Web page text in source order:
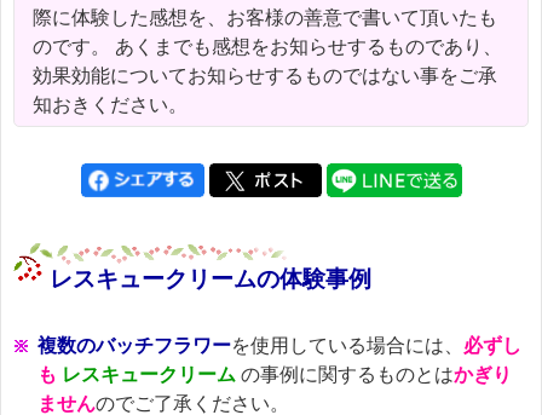
際に体験した感想を、お客様の善意で書いて頂いたも
のです。 あくまでも感想をお知らせするものであり、
効果効能についてお知らせするものではない事をご承
知おきください。
レスキュークリームの体験事例
複数のバッチフラワーを使用している場合には、 必ずし
も レスキュークリーム の事例に関するものとはかぎり
ませんのでご了承ください。